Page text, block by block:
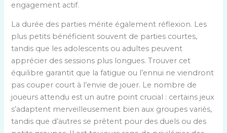
engagement actif.
La durée des parties mérite également réflexion. Les
plus petits bénéficient souvent de parties courtes,
tandis que les adolescents ou adultes peuvent
apprécier des sessions plus longues. Trouver cet
équilibre garantit que la fatigue ou l’ennui ne viendront
pas couper court à l’envie de jouer. Le nombre de
joueurs attendu est un autre point crucial : certains jeux
s’adaptent merveilleusement bien aux groupes variés,
tandis que d’autres se prêtent pour des duels ou des